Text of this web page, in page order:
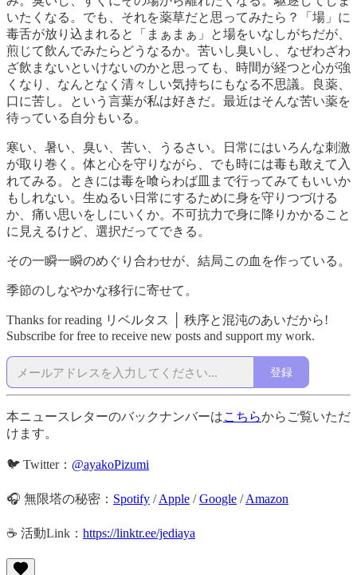
いたくなる。でも、それを薬草だと思ってみたら？「場」に
毒舌が放り込まれると「まぁまぁ」と場をいなしがちだが、
煎じて飲んでみたらどうなるか。苦いし臭いし、なぜわざわ
ざ飲まないといけないのかと思っても、時間が経つと心が強
くなり、なんとなく清々しい気持ちにもなる不思議。良薬、
口に苦し。という言葉が私は好きだ。最近はそんな苦い薬を
待っている自分もいる。
寒い、暑い、臭い、苦い、うるさい。日常にはいろんな刺激
が取り巻く。体と心を守りながら、でも時には毒も敢えて入
れてみる。ときには毒を喰らわば皿まで行ってみてもいいか
もしれない。生ぬるい日常にするために身を守りつづける
か、痛い思いをしにいくか。不可抗力で身に降りかかること
に見えるけど、選択だってできる。
その一瞬一瞬のめぐり合わせが、結局この血を作っている。
季節のしなやかな移行に寄せて。
Thanks for reading リベルタス │ 秩序と混沌のあいだから!
Subscribe for free to receive new posts and support my work.
登録
本ニュースレターのバックナンバーはこちらからご覧いただ
けます。
🐦 Twitter： @ayakoPizumi
🎧 無限塔の秘密： Spotify /Apple /Google /Amazon
☕️ 活動Link： https://linktr.ee/jediaya